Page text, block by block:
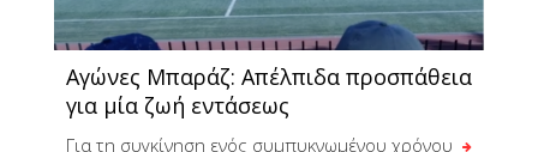
Αγώνες Μπαράζ: Απέλπιδα προσπάθεια
για μία ζωή εντάσεως
Για τη συγκίνηση ενός συμπυκνωμένου χρόνου